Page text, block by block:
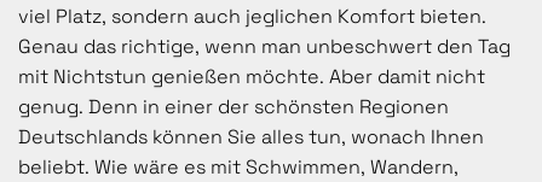
viel Platz, sondern auch jeglichen Komfort bieten.
Genau das richtige, wenn man unbeschwert den Tag
mit Nichtstun genießen möchte. Aber damit nicht
genug. Denn in einer der schönsten Regionen
Deutschlands können Sie alles tun, wonach Ihnen
beliebt. Wie wäre es mit Schwimmen, Wandern,